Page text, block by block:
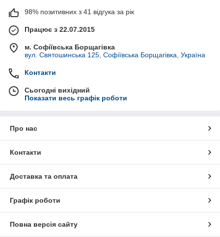
98% позитивних з 41 відгука за рік
Працює з 22.07.2015
м. Софіївська Борщагівка
вул. Святошинська 125, Софіївська Борщагівка, Україна
Контакти
Сьогодні вихідний
Показати весь графік роботи
Про нас
Контакти
Доставка та оплата
Графік роботи
Повна версія сайту